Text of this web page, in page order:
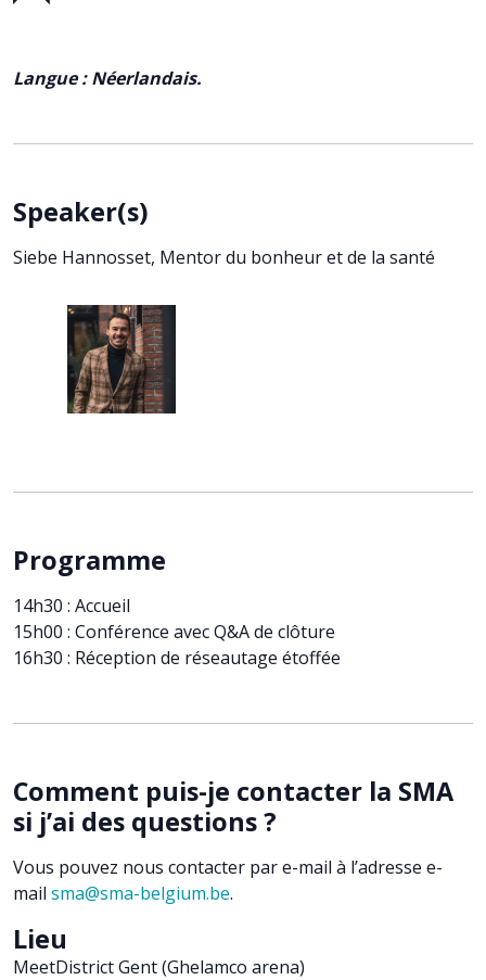
Langue : Néerlandais.
Speaker(s)
Siebe Hannosset, Mentor du bonheur et de la santé
Programme
14h30 : Accueil
15h00 : Conférence avec Q&A de clôture
16h30 : Réception de réseautage étoffée
Comment puis-je contacter la SMA
si j’ai des questions ?
Vous pouvez nous contacter par e-mail à l’adresse e-
mail sma@sma-belgium.be.
Lieu
MeetDistrict Gent (Ghelamco arena)